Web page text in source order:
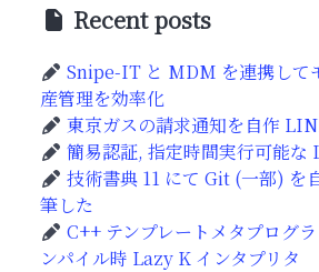
Recent posts
Snipe-IT と MDM を連携して
産管理を効率化
東京ガスの請求通知を自作
簡易認証, 指定時間実行可能な
技術書典 11 にて Git (一部) を
筆した
C++ テンプレートメタプログ
ンパイル時 Lazy K インタプリタ